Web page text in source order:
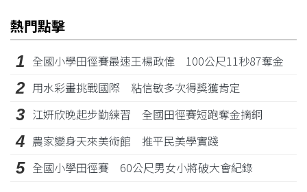
熱門點擊
1 全國小學田徑賽最速王楊政偉 100公尺11秒87奪金
2 用水彩畫挑戰國際 粘信敏多次得獎獲肯定
3 江姸欣晚起步勤練習 全國田徑賽短跑奪金摘銅
4 農家變身天來美術館 推平民美學實踐
5 全國小學田徑賽 60公尺男女小將破大會紀錄